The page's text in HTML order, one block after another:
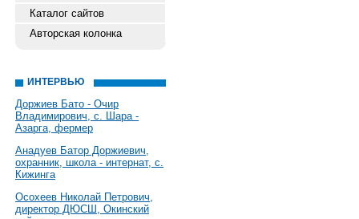
Каталог сайтов
Авторская колонка
ИНТЕРВЬЮ
Доржиев Бато - Очир
Владимирович, с. Шара -
Азарга, фермер
Анадуев Батор Доржиевич,
охранник, школа - интернат, с.
Кижинга
Осохеев Николай Петрович,
директор ДЮСШ, Окинский